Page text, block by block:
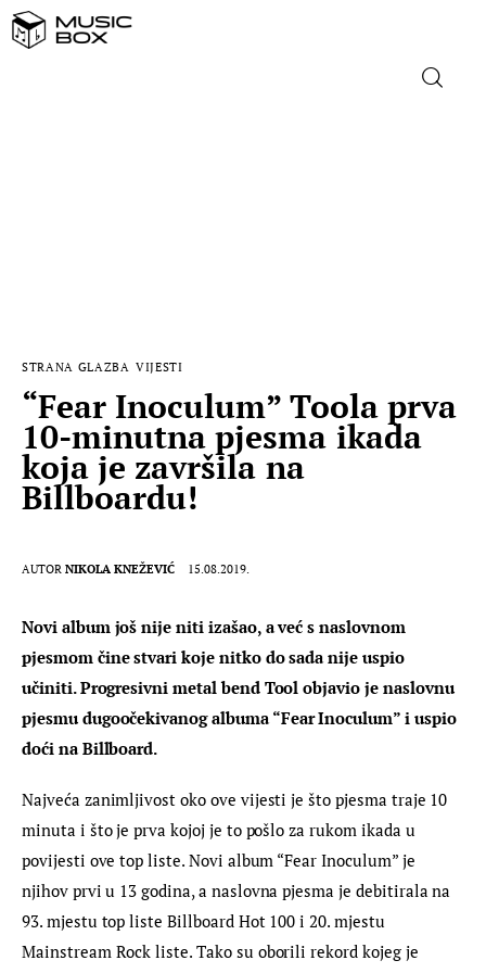
MUSIC BOX
STRANA GLAZBA VIJESTI
“Fear Inoculum” Toola prva
10-minutna pjesma ikada
koja je završila na
Billboardu!
AUTOR NIKOLA KNEŽEVIĆ 15.08.2019.
Novi album još nije niti izašao, a već s naslovnom
pjesmom čine stvari koje nitko do sada nije uspio
učiniti. Progresivni metal bend Tool objavio je naslovnu
pjesmu dugoočekivanog albuma “Fear Inoculum” i uspio
doći na Billboard.
Najveća zanimljivost oko ove vijesti je što pjesma traje 10
minuta i što je prva kojoj je to pošlo za rukom ikada u
povijesti ove top liste. Novi album “Fear Inoculum” je
njihov prvi u 13 godina, a naslovna pjesma je debitirala na
93. mjestu top liste Billboard Hot 100 i 20. mjestu
Mainstream Rock liste. Tako su oborili rekord kojeg je